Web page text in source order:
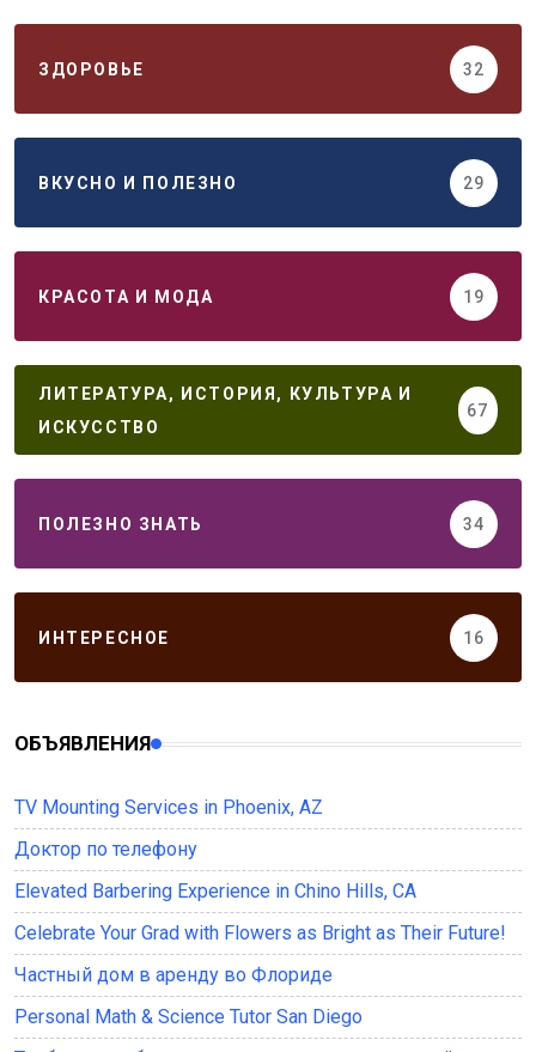
ЗДОРОВЬЕ 32
ВКУСНО И ПОЛЕЗНО 29
КРАСОТА И МОДА 19
ЛИТЕРАТУРА, ИСТОРИЯ, КУЛЬТУРА И
ИСКУССТВО
67
ПОЛЕЗНО ЗНАТЬ 34
ИНТЕРЕСНОЕ 16
ОБЪЯВЛЕНИЯ
TV Mounting Services in Phoenix, AZ
Доктор по телефону
Elevated Barbering Experience in Chino Hills, CA
Celebrate Your Grad with Flowers as Bright as Their Future!
Частный дом в аренду во Флориде
Personal Math & Science Tutor San Diego